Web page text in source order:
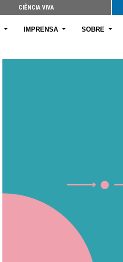
CIÊNCIA VIVA
IMPRENSA SOBRE